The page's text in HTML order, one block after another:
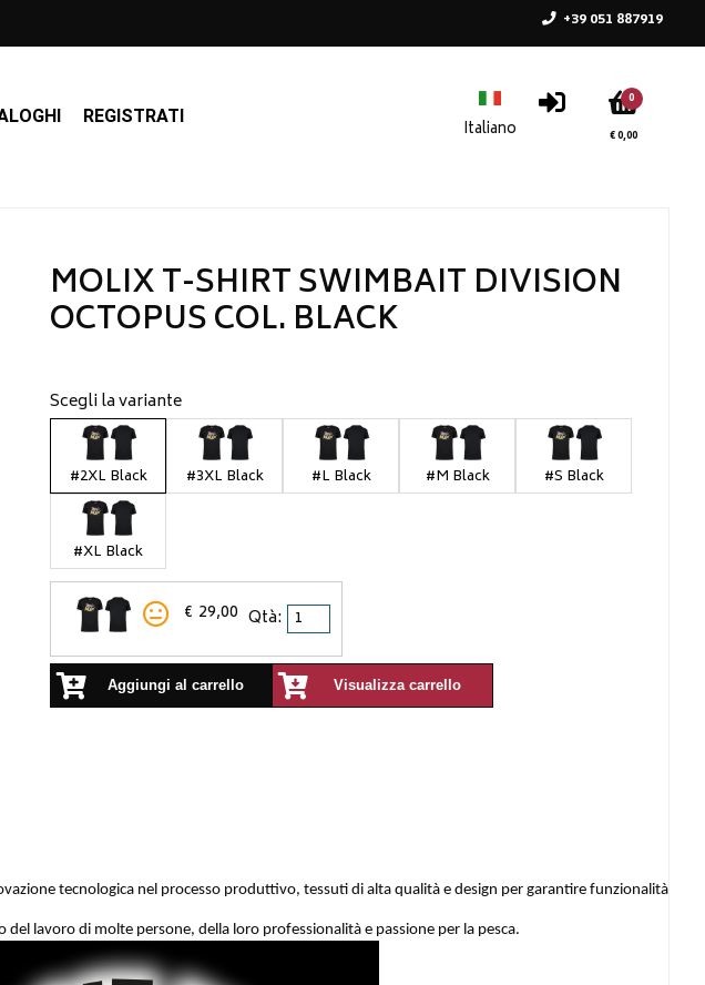
+39 051 887919
0
€ 0,00
REGISTRATI
MOLIX T-SHIRT SWIMBAIT DIVISION
OCTOPUS COL. BLACK
Scegli la variante
#2XL Black #3XL Black #L Black #M Black #S Black
#XL Black
€ 29,00 Qtà:
Aggiungi al carrello Visualizza carrello
tecnologica nel processo produttivo, tessuti di alta qualità e design per garantire funzionalità
lavoro di molte persone, della loro professionalità e passione per la pesca.